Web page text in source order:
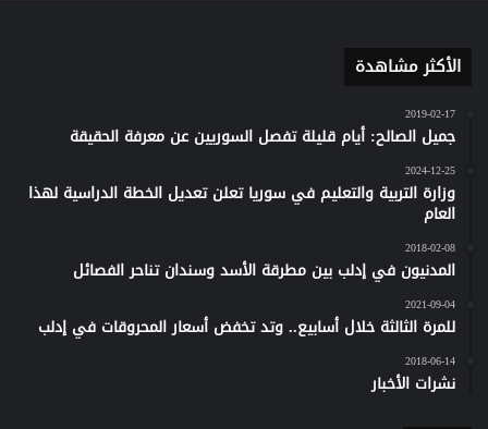
الأكثر مشاهدة
2019-02-17
جميل الصالح: أيام قليلة تفصل السوريين عن معرفة الحقيقة
2024-12-25
وزارة التربية والتعليم في سوريا تعلن تعديل الخطة الدراسية لهذا
العام
2018-02-08
المدنيون في إدلب بين مطرقة الأسد وسندان تناحر الفصائل
2021-09-04
للمرة الثالثة خلال أسابيع.. وتد تخفض أسعار المحروقات في إدلب
2018-06-14
نشرات الأخبار